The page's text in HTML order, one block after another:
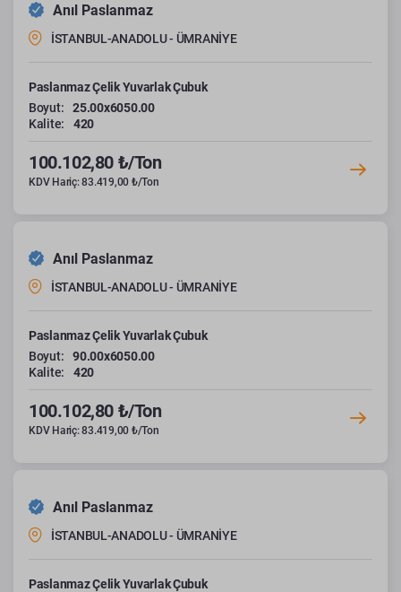
Anıl Paslanmaz
İSTANBUL-ANADOLU - ÜMRANİYE
Paslanmaz Çelik Yuvarlak Çubuk
Boyut:
25.00x6050.00
Kalite:
420
100.102,80 ₺/Ton
KDV Hariç: 83.419,00 ₺/Ton
Anıl Paslanmaz
İSTANBUL-ANADOLU - ÜMRANİYE
Paslanmaz Çelik Yuvarlak Çubuk
Boyut:
90.00x6050.00
Kalite:
420
100.102,80 ₺/Ton
KDV Hariç: 83.419,00 ₺/Ton
Anıl Paslanmaz
İSTANBUL-ANADOLU - ÜMRANİYE
Paslanmaz Çelik Yuvarlak Çubuk